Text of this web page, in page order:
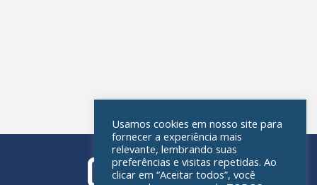
Usamos cookies em nosso site para
fornecer a experiência mais
relevante, lembrando suas
preferências e visitas repetidas. Ao
clicar em “Aceitar todos”, você